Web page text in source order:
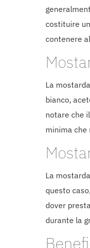
costituire
contenere
La
bianco,
notare che
minima che
La
questo
dover
durante la